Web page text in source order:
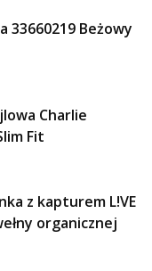
33660219 Beżowy
Charlie
Fit
z kapturem L!VE
organicznej